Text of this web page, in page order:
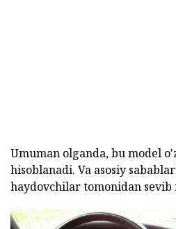
Umuman olganda, bu model
hisoblanadi. Va asosiy
haydovchilar tomonidan sevib